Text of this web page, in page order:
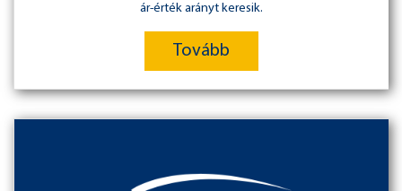
ár-érték arányt keresik.
Tovább